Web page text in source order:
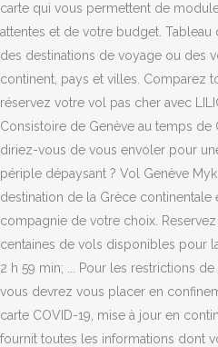
carte qui vous permettent de
attentes et de votre budget.
des destinations de voyage ou des
continent, pays et villes. Comparez
réservez votre vol pas cher avec
Consistoire de Genève au temps de
diriez-vous de vous envoler pour
périple dépaysant ? Vol Genève
destination de la Grèce continentale
compagnie de votre choix.
centaines de vols disponibles pour
2 h 59 min; ... Pour les restrictions
vous devrez vous placer en
carte COVID-19, mise à jour en
fournit toutes les informations dont